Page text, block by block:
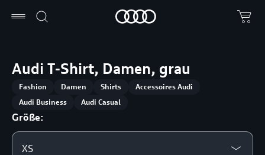
Audi T-Shirt, Damen, grau
Fashion Damen Shirts
Accessoires Audi
Audi Business
Audi Casual
Größe:
XS